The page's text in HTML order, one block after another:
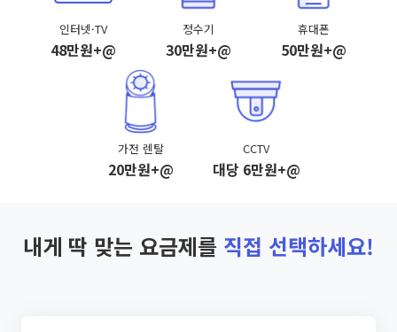
인터넷·TV
48만원+@
정수기
30만원+@
휴대폰
50만원+@
가전 렌탈
20만원+@
CCTV
대당 6만원+@
내게 딱 맞는 요금제를 직접 선택하세요!